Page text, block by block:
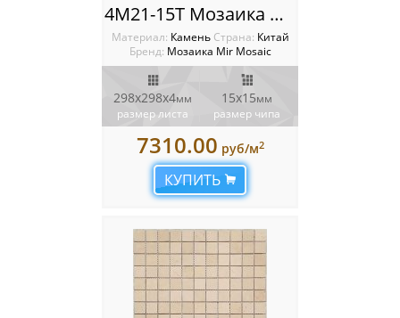
4M21-15T Мозаика Mir Mosaic
Материал: Камень Cтрана: Китай
Бренд: Мозаика Mir Mosaic
298х298х4мм
размер листа
15х15мм
размер чипа
7310.00 руб/м2
КУПИТЬ